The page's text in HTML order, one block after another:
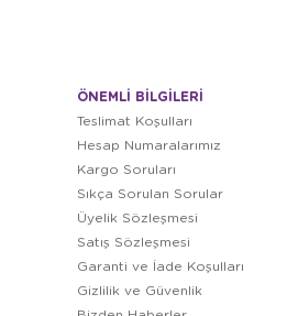
ÖNEMLİ BİLGİLERİ
Teslimat Koşulları
Hesap Numaralarımız
Kargo Soruları
Sıkça Sorulan Sorular
Üyelik Sözleşmesi
Satış Sözleşmesi
Garanti ve İade Koşulları
Gizlilik ve Güvenlik